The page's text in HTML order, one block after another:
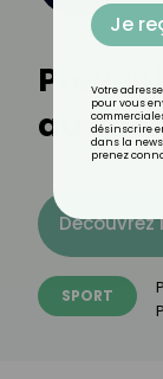
au
Découvrez
SPORT
Je
Votre
pour vous
désinscrire
dans la
prenez